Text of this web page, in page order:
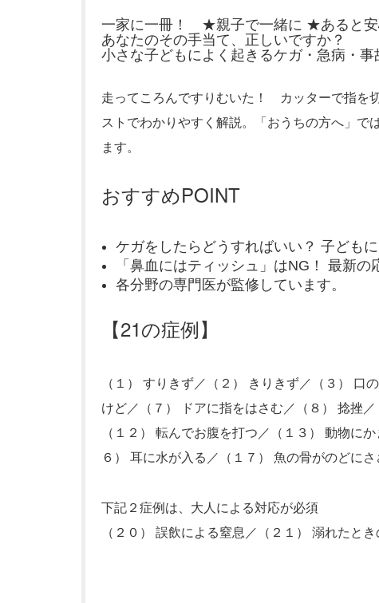
一家に一冊！ ★親子で一緒に ★あると
あなたのその手当て、正しいですか？
小さな子どもによく起きるケガ・急病・
走ってころんですりむいた！ カッターで指を
ストでわかりやすく解説。「おうちの方へ」で
ます。
おすすめPOINT
ケガをしたらどうすればいい？ 子ども
「鼻血にはティッシュ」はNG！ 最新の
各分野の専門医が監修しています。
【21の症例】
（１） すりきず／（２） きりきず／（３） 口
けど／（７） ドアに指をはさむ／（８） 捻挫
（１２） 転んでお腹を打つ／（１３） 動物に
６） 耳に水が入る／（１７） 魚の骨がのどに
下記２症例は、大人による対応が必須
（２０） 誤飲による窒息／（２１） 溺れたと